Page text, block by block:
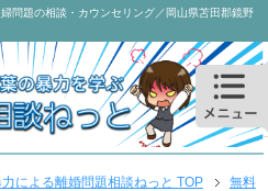
問題の相談・カウンセリング／岡山県苫田郡鏡野
による離婚問題相談ねっと TOP
無料